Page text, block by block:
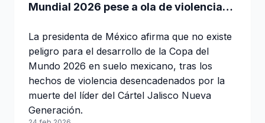
Mundial 2026 pese a ola de violencia
La presidenta de México afirma que no existe
peligro para el desarrollo de la Copa del
Mundo 2026 en suelo mexicano, tras los
hechos de violencia desencadenados por la
muerte del líder del Cártel Jalisco Nueva
Generación.